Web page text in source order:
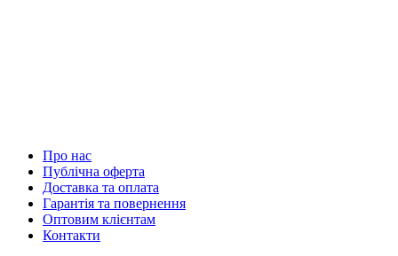
Про нас
Публічна оферта
Доставка та оплата
Гарантія та повернення
Оптовим клієнтам
Контакти